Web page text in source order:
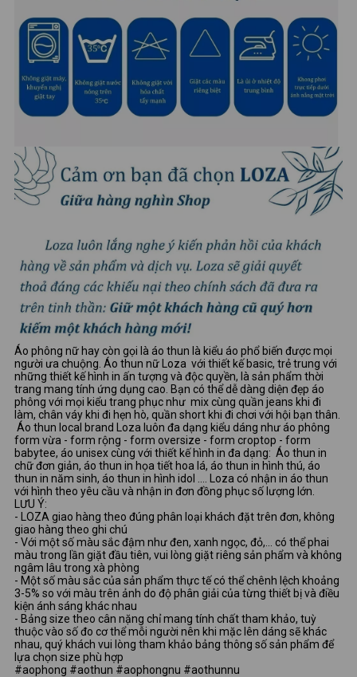
Áo phông nữ hay còn gọi là áo thun là kiểu áo phổ biến được mọi
người ưa chuộng. Áo thun nữ Loza với thiết kế basic, trẻ trung với
những thiết kế hình in ấn tượng và độc quyền, là sản phẩm thời
trang mang tính ứng dụng cao. Bạn có thể dễ dàng diện đẹp áo
phông với mọi kiểu trang phục như mix cùng quần jeans khi đi
làm, chân váy khi đi hẹn hò, quần short khi đi chơi với hội bạn thân.
Áo thun local brand Loza luôn đa dạng kiểu dáng như áo phông
form vừa - form rộng - form oversize - form croptop - form
babytee, áo unisex cùng với thiết kế hình in đa dạng: Áo thun in
chữ đơn giản, áo thun in họa tiết hoa lá, áo thun in hình thú, áo
thun in năm sinh, áo thun in hình idol …. Loza có nhận in áo thun
với hình theo yêu cầu và nhận in đơn đồng phục số lượng lớn.
LƯU Ý:
- LOZA giao hàng theo đúng phân loại khách đặt trên đơn, không
giao hàng theo ghi chú
- Với một số màu sắc đậm như đen, xanh ngọc, đỏ,... có thể phai
màu trong lần giặt đầu tiên, vui lòng giặt riêng sản phẩm và không
ngâm lâu trong xà phòng
- Một số màu sắc của sản phẩm thực tế có thể chênh lệch khoảng
3-5% so với màu trên ảnh do độ phân giải của từng thiết bị và điều
kiện ánh sáng khác nhau
- Bảng size theo cân nặng chỉ mang tính chất tham khảo, tuỳ
thuộc vào số đo cơ thể mỗi người nên khi mặc lên dáng sẽ khác
nhau, quý khách vui lòng tham khảo bảng thông số sản phẩm để
lựa chọn size phù hợp
#aophong #aothun #aophongnu #aothunnu